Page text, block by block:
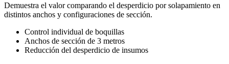
Demuestra el valor comparando el desperdicio por solapamiento en
distintos anchos y configuraciones de sección.
Control individual de boquillas
Anchos de sección de 3 metros
Reducción del desperdicio de insumos